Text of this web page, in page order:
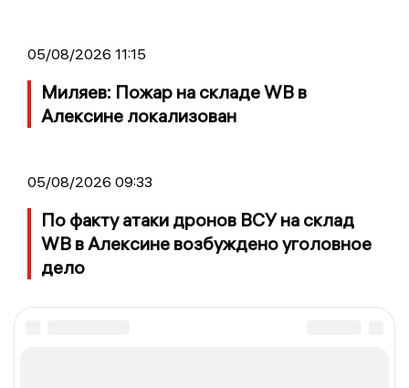
05/08/2026 11:15
Миляев: Пожар на складе WB в
Алексине локализован
05/08/2026 09:33
По факту атаки дронов ВСУ на склад
WB в Алексине возбуждено уголовное
дело